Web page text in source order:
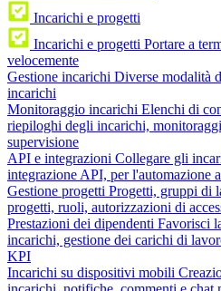
Incarichi e progetti
Incarichi e progetti Portare a
velocemente
Gestione incarichi Diverse modalità
incarichi
Monitoraggio incarichi Elenchi di
riepiloghi degli incarichi,
supervisione
API e integrazioni Collegare gli
integrazione API, per l'automazione
Gestione progetti Progetti, gruppi di
progetti, ruoli, autorizzazioni di
Prestazioni dei dipendenti Favorisci
incarichi, gestione dei carichi di
KPI
Incarichi su dispositivi mobili